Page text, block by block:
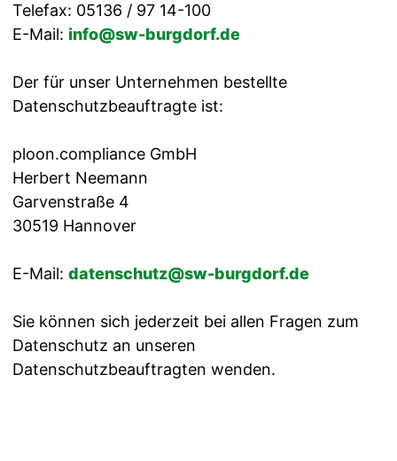
Telefax: 05136 / 97 14-100
E-Mail: info@sw-burgdorf.de
Der für unser Unternehmen bestellte
Datenschutzbeauftragte ist:
ploon.compliance GmbH
Herbert Neemann
Garvenstraße 4
30519 Hannover
E-Mail: datenschutz@sw-burgdorf.de
Sie können sich jederzeit bei allen Fragen zum
Datenschutz an unseren
Datenschutzbeauftragten wenden.